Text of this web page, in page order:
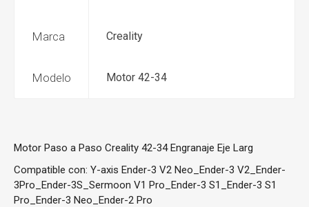
Marca Creality
Modelo Motor 42-34
Motor Paso a Paso Creality 42-34 Engranaje Eje Larg
Compatible con: Y-axis Ender-3 V2 Neo_Ender-3 V2_Ender-
3Pro_Ender-3S_Sermoon V1 Pro_Ender-3 S1_Ender-3 S1
Pro_Ender-3 Neo_Ender-2 Pro